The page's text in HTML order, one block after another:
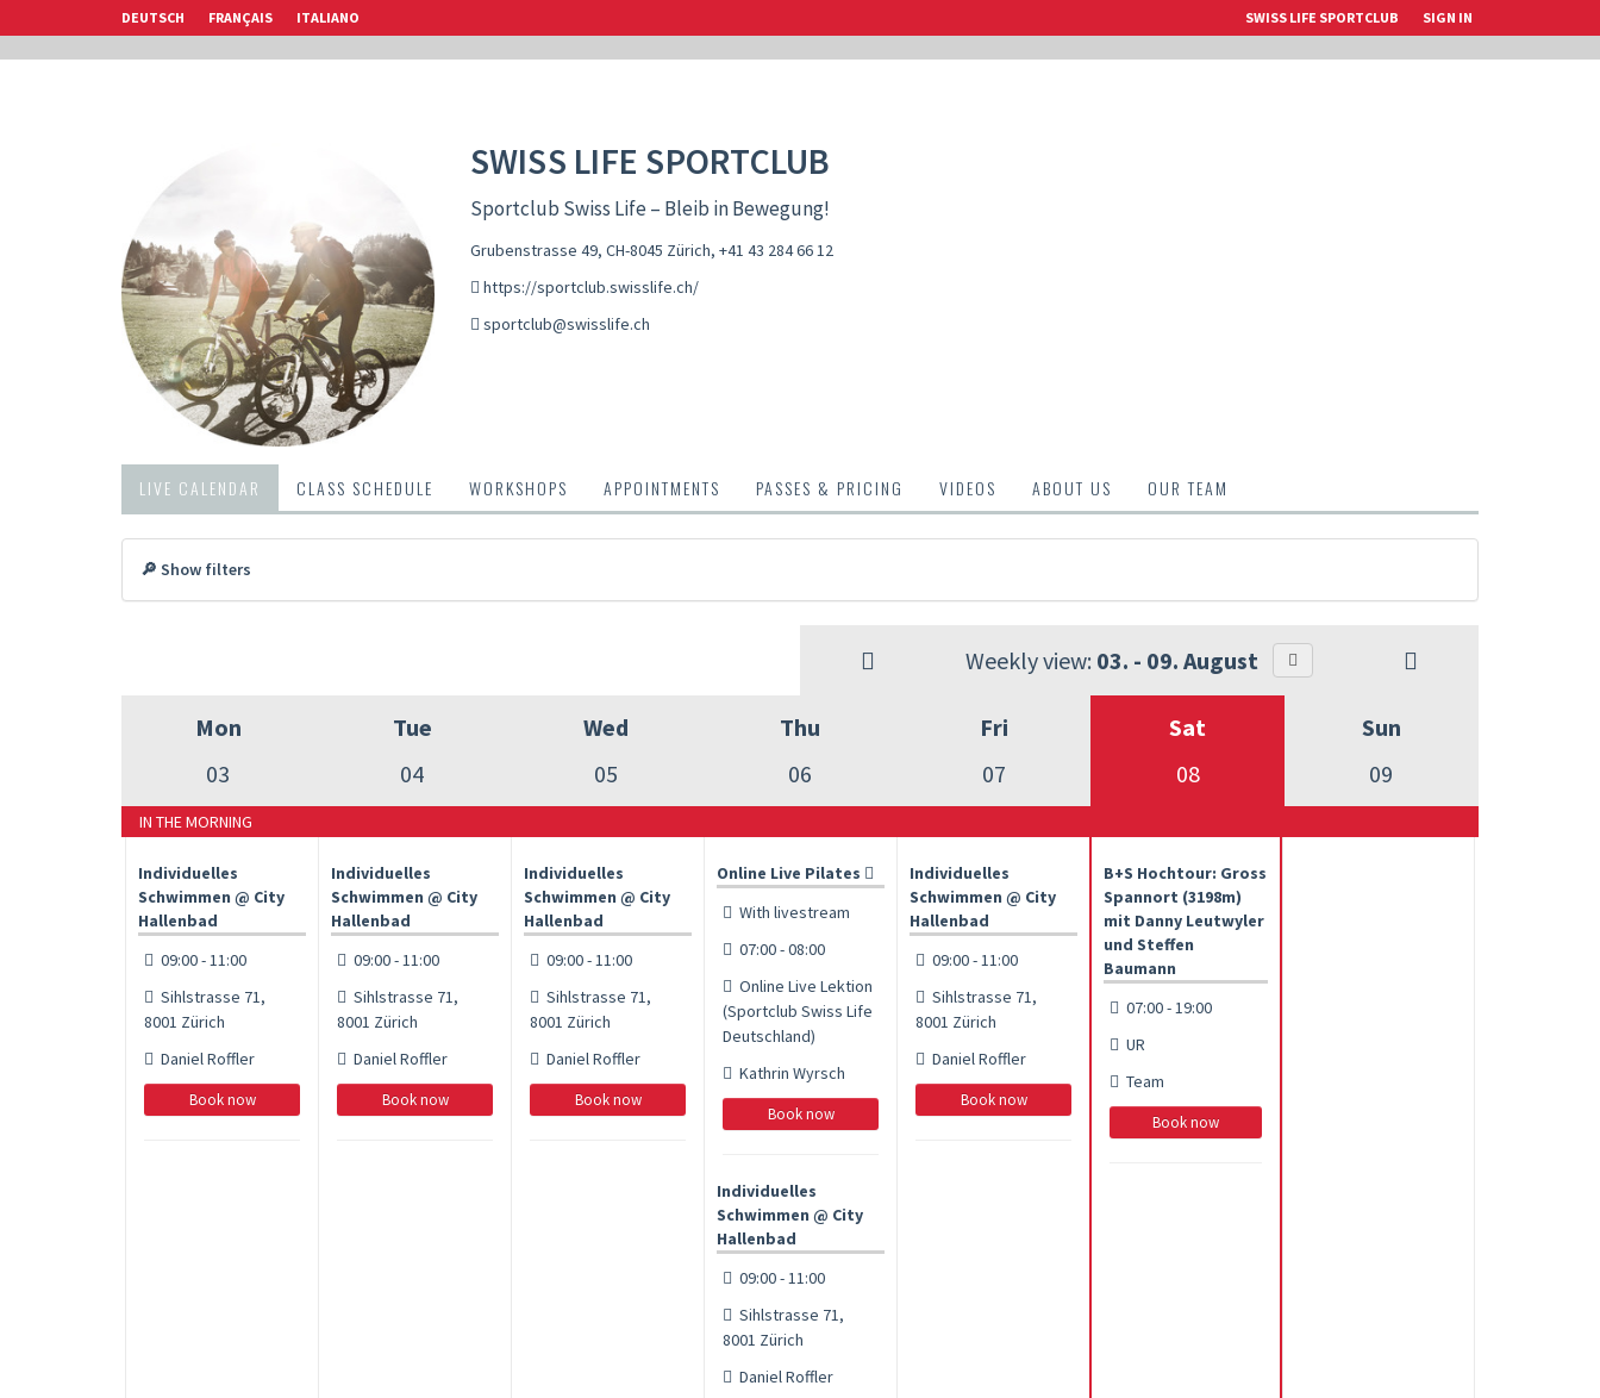
DEUTSCH FRANÇAIS ITALIANO SWISS LIFE SPORTCLUB SIGN IN
SWISS LIFE SPORTCLUB
Sportclub Swiss Life – Bleib in Bewegung!
Grubenstrasse 49, CH-8045 Zürich, +41 43 284 66 12
https://sportclub.swisslife.ch/
sportclub@swisslife.ch
LIVE CALENDAR CLASS SCHEDULE WORKSHOPS APPOINTMENTS PASSES & PRICING VIDEOS ABOUT US OUR TEAM
🔎 Show filters
Weekly view: 03. - 09. August
Mon
03
Tue
04
Wed
05
Thu
06
Fri
07
Sat
08
Sun
09
IN THE MORNING
Individuelles
Schwimmen @ City
Hallenbad
09:00 - 11:00
Sihlstrasse 71,
8001 Zürich
Daniel Roffler
Book now
Individuelles
Schwimmen @ City
Hallenbad
09:00 - 11:00
Sihlstrasse 71,
8001 Zürich
Daniel Roffler
Book now
Individuelles
Schwimmen @ City
Hallenbad
09:00 - 11:00
Sihlstrasse 71,
8001 Zürich
Daniel Roffler
Book now
Online Live Pilates
With livestream
07:00 - 08:00
Online Live Lektion
(Sportclub Swiss Life
Deutschland)
Kathrin Wyrsch
Book now
Individuelles
Schwimmen @ City
Hallenbad
09:00 - 11:00
Sihlstrasse 71,
8001 Zürich
Daniel Roffler
Individuelles
Schwimmen @ City
Hallenbad
09:00 - 11:00
Sihlstrasse 71,
8001 Zürich
Daniel Roffler
Book now
B+S Hochtour: Gross
Spannort (3198m)
mit Danny Leutwyler
und Steffen
Baumann
07:00 - 19:00
UR
Team
Book now